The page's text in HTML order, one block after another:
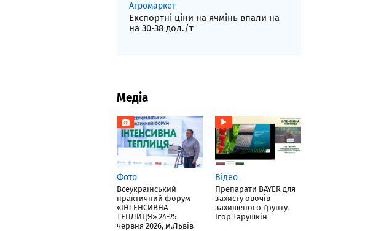
Агромаркет
Експортні ціни на ячмінь впали на
на 30-38 дол./т
Медіа
Фото
Всеукраїнський
практичний форум
«ІНТЕНСИВНА
ТЕПЛИЦЯ» 24-25
червня 2026, м.Львів
Відео
Препарати BAYER для
захисту овочів
захищеного ґрунту.
Ігор Тарушкін